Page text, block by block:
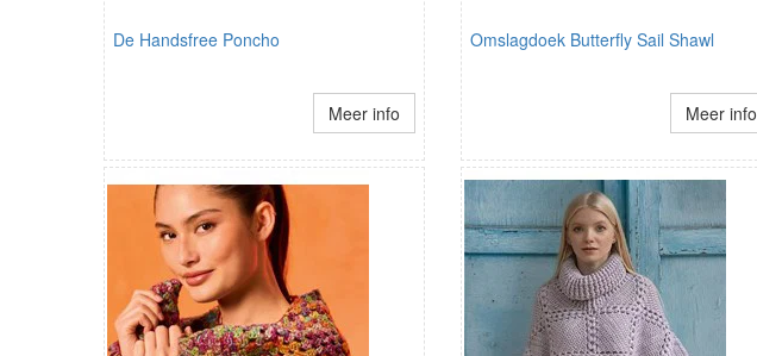
De Handsfree Poncho
Meer info
Omslagdoek Butterfly Sail Shawl
Meer info